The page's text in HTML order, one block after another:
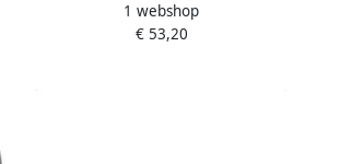
Grillplaat voor 10 Personen
Teppanyaki Bakplaat met
1 webshop
€ 53,20